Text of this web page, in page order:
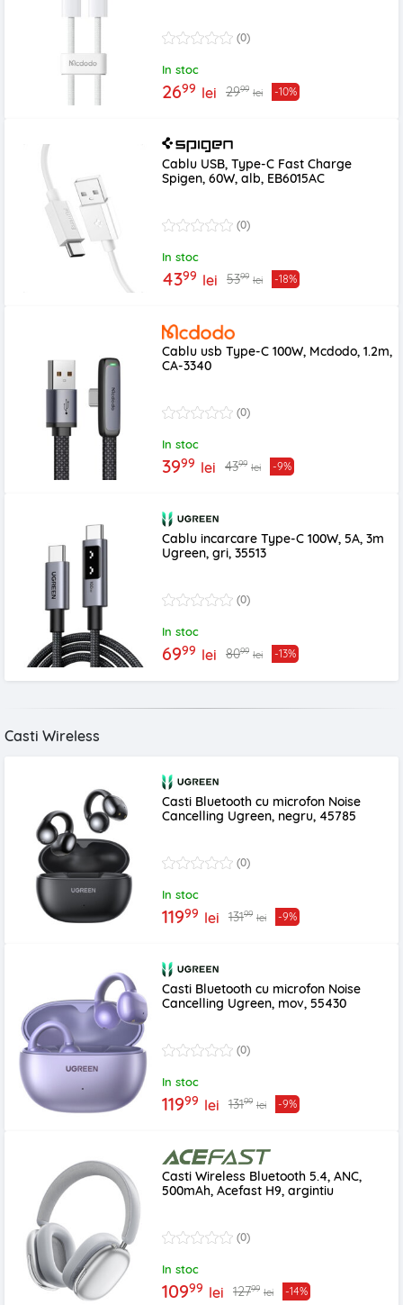
(0)
In stoc
2699 lei 2999 lei -10%
Cablu USB, Type-C Fast Charge
Spigen, 60W, alb, EB6015AC
(0)
In stoc
4399 lei 5399 lei -18%
Cablu usb Type-C 100W, Mcdodo, 1.2m,
CA-3340
(0)
In stoc
3999 lei 4399 lei -9%
Cablu incarcare Type-C 100W, 5A, 3m
Ugreen, gri, 35513
(0)
In stoc
6999 lei 8099 lei -13%
Casti Wireless
Casti Bluetooth cu microfon Noise
Cancelling Ugreen, negru, 45785
(0)
In stoc
11999 lei 13199 lei -9%
Casti Bluetooth cu microfon Noise
Cancelling Ugreen, mov, 55430
(0)
In stoc
11999 lei 13199 lei -9%
Casti Wireless Bluetooth 5.4, ANC,
500mAh, Acefast H9, argintiu
(0)
In stoc
10999 lei 12799 lei -14%